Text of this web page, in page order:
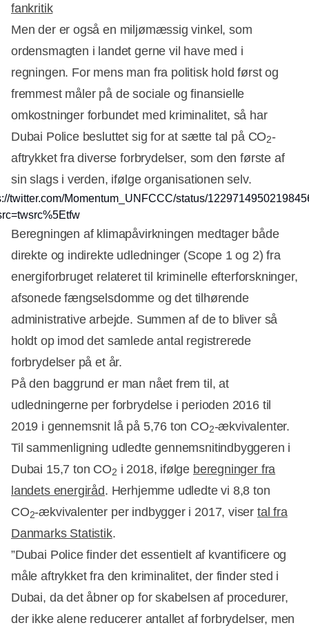
fankritik
Men der er også en miljømæssig vinkel, som
ordensmagten i landet gerne vil have med i
regningen. For mens man fra politisk hold først og
fremmest måler på de sociale og finansielle
omkostninger forbundet med kriminalitet, så har
Dubai Police besluttet sig for at sætte tal på CO2-
aftrykket fra diverse forbrydelser, som den første af
sin slags i verden, ifølge organisationen selv.
twitter.com/Momentum_UNFCCC/status/
Beregningen af klimapåvirkningen medtager både
direkte og indirekte udledninger (Scope 1 og 2) fra
energiforbruget relateret til kriminelle efterforskninger,
afsonede fængselsdomme og det tilhørende
administrative arbejde. Summen af de to bliver så
holdt op imod det samlede antal registrerede
forbrydelser på et år.
På den baggrund er man nået frem til, at
udledningerne per forbrydelse i perioden 2016 til
2019 i gennemsnit lå på 5,76 ton CO2-ækvivalenter.
Til sammenligning udledte gennemsnitindbyggeren i
Dubai 15,7 ton CO2 i 2018, ifølge beregninger fra
landets energiråd. Herhjemme udledte vi 8,8 ton
CO2-ækvivalenter per indbygger i 2017, viser tal fra
Danmarks Statistik.
”Dubai Police finder det essentielt af kvantificere og
måle aftrykket fra den kriminalitet, der finder sted i
Dubai, da det åbner op for skabelsen af procedurer,
der ikke alene reducerer antallet af forbrydelser, men